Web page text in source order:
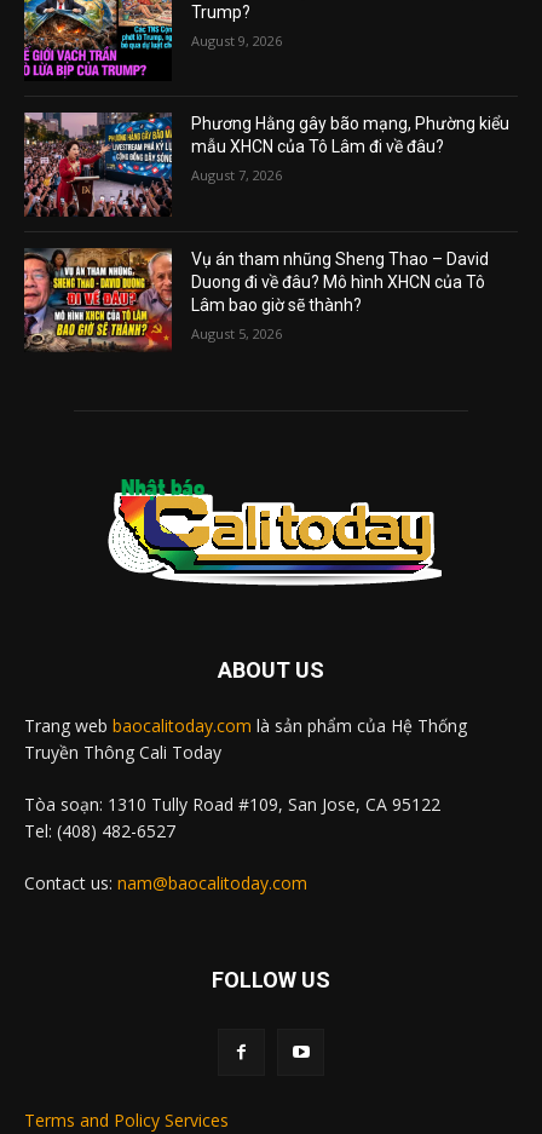
Trump?
August 9, 2026
Phương Hằng gây bão mạng, Phường kiểu
mẫu XHCN của Tô Lâm đi về đâu?
August 7, 2026
Vụ án tham nhũng Sheng Thao – David
Duong đi về đâu? Mô hình XHCN của Tô
Lâm bao giờ sẽ thành?
August 5, 2026
ABOUT US
Trang web baocalitoday.com là sản phẩm của Hệ Thống
Truyền Thông Cali Today
Tòa soạn: 1310 Tully Road #109, San Jose, CA 95122
Tel: (408) 482-6527
Contact us: nam@baocalitoday.com
FOLLOW US
Terms and Policy Services